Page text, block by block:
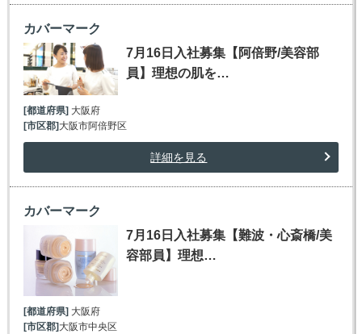
カバーマーク
7月16日入社募集【阿倍野/美容部
員】理想の肌を…
[都道府県] 大阪府
[市区郡] 大阪市阿倍野区
詳細を見る
カバーマーク
7月16日入社募集【難波・心斎橋/美
容部員】理想…
[都道府県] 大阪府
[市区郡] 大阪市中央区